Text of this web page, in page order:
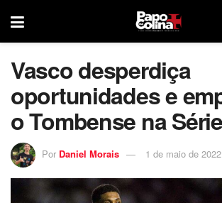
Vasco desperdiça
oportunidades e
o Tombense na
Por Daniel Morais 1 de maio de 2022